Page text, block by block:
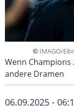
© IMAGO/
Wenn
andere Dramen
06.09.2025 -